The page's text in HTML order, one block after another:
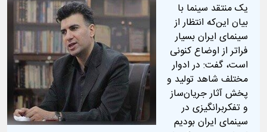
یک منتقد سینما با
بیان این‌که انتظار از
سینمای ایران بسیار
فراتر از اوضاع کنونی
است، گفت: در ادوار
مختلف شاهد تولید و
پخش آثار جریان‌ساز
و تفکربرانگیزی در
سینمای ایران بودیم